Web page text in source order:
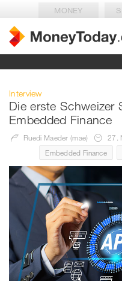
MONEY
Interview
Die erste Schweizer
Embedded Finance
Ruedi Maeder (mae)
27.
Embedded Finance